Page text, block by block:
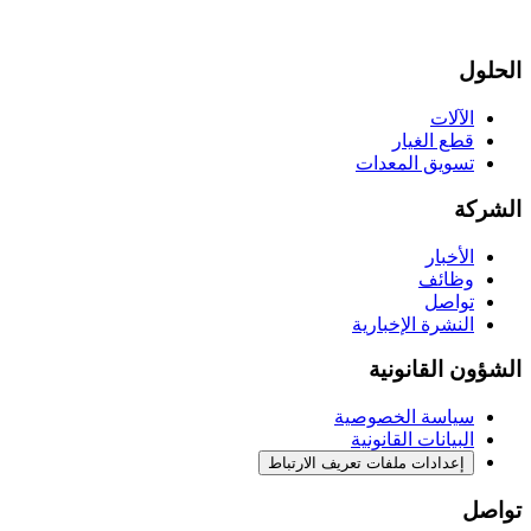
الحلول
الآلات
قطع الغيار
تسويق المعدات
الشركة
الأخبار
وظائف
تواصل
النشرة الإخبارية
الشؤون القانونية
سياسة الخصوصية
البيانات القانونية
إعدادات ملفات تعريف الارتباط
تواصل